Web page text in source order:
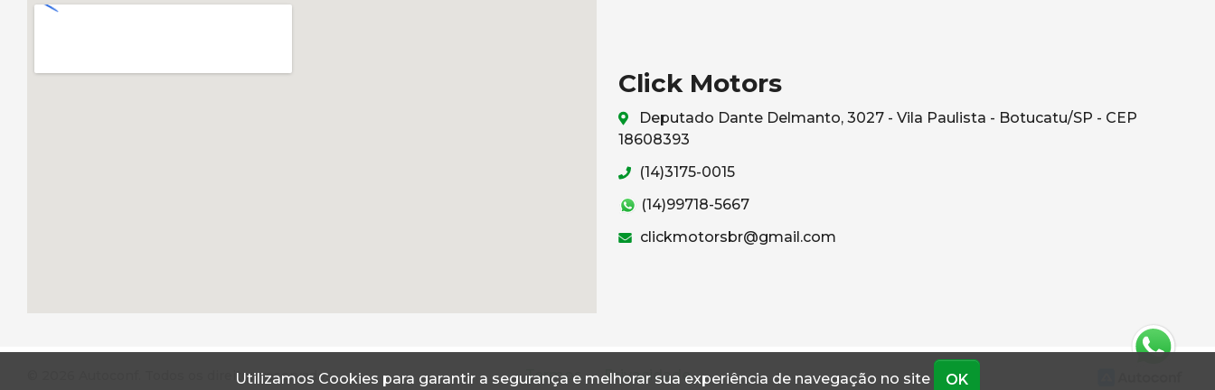
Utilizamos Cookies para garantir a segurança e melhorar sua experiência de navegação no site OK
Click Motors
Deputado Dante Delmanto, 3027 - Vila Paulista - Botucatu/SP - CEP
18608393
(14)3175-0015
(14)99718-5667
clickmotorsbr@gmail.com
© 2026 Autoconf. Todos os direitos reservados. Termos Privacidade